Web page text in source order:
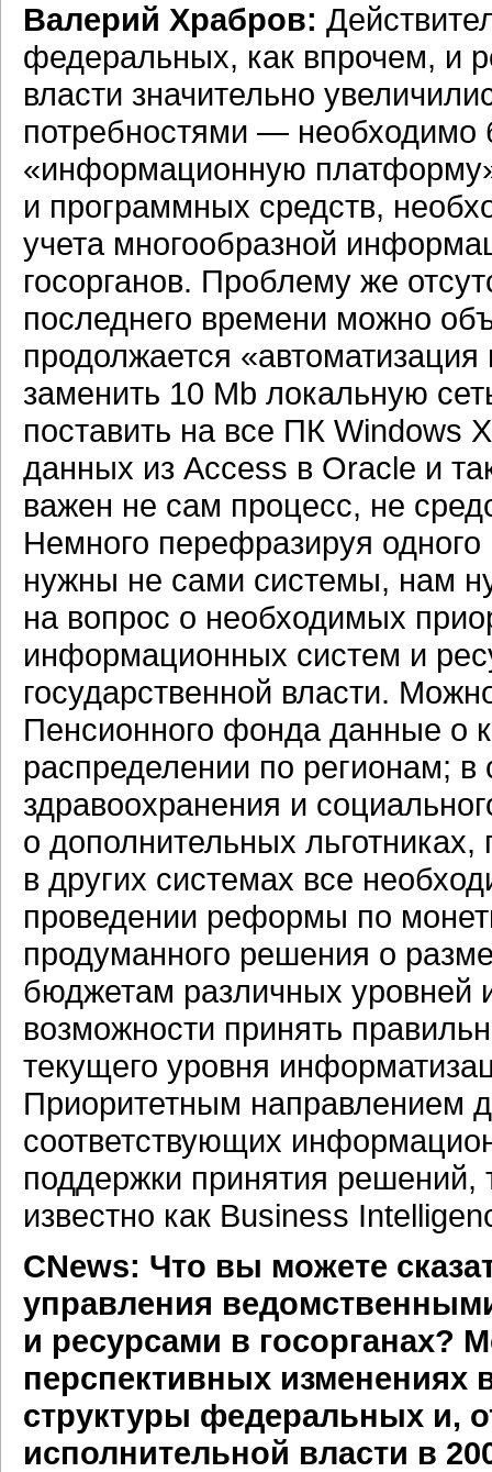
Валерий Храбров:
федеральных, как впрочем, и
власти значительно
потребностями — необходимо
«информационную
и программных средств,
учета многообразной
госорганов. Проблему же
последнего времени можно
продолжается
заменить 10 Mb локальную
поставить на все ПК Windows
данных из Access в Oracle и
важен не сам процесс, не
Немного перефразируя
нужны не сами системы, нам
на вопрос о необходимых
информационных систем и
государственной власти.
Пенсионного фонда данные о
распределении по регионам; в
здравоохранения и
о дополнительных
в других системах все
проведении реформы по
продуманного решения о
бюджетам различных уровней
возможности принять
текущего уровня
Приоритетным направлением
соответствующих
поддержки принятия решений,
известно как Business
CNews: Что вы можете
управления
и ресурсами в госорганах?
перспективных изменениях
структуры федеральных и,
исполнительной власти в